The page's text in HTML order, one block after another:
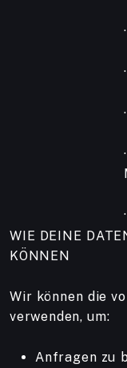
WIE DEINE
KÖNNEN
Wir können die
verwenden, um:
Anfragen zu